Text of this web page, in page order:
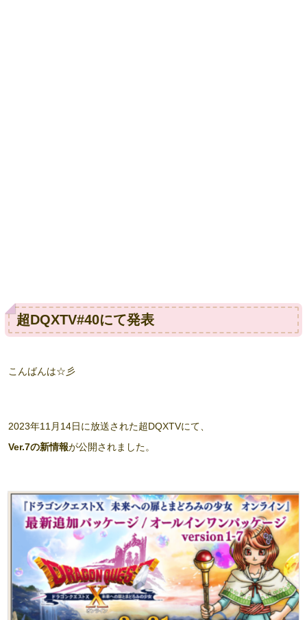
超DQXTV#40にて発表
こんばんは☆彡
2023年11月14日に放送された超DQXTVにて、
Ver.7の新情報が公開されました。